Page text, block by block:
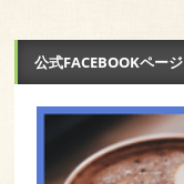
公式FACEBOOKページ